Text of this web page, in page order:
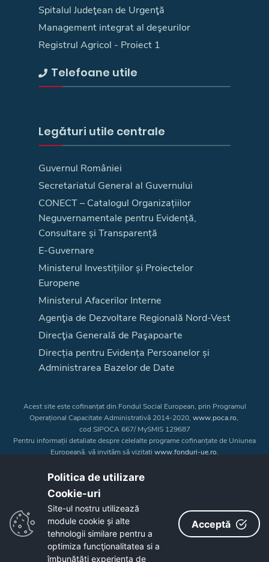
Spitalul Judeţean de Urgenţă
Management integrat al deşeurilor
Registrul Agricol - Proiect 1
Telefoane utile
Legături utile centrale
Guvernul României
Secretariatul General al Guvernului
CONECT – Catalogul Organizațiilor
Neguvernamentale pentru Evidență,
Consultare și Transparență
E-Guvernare
Ministerul Investițiilor și Proiectelor
Europene
Ministerul Afacerilor Interne
Agenţia de Dezvoltare Regională Nord-Vest
Direcţia Generală de Paşapoarte
Direcția pentru Evidența Persoanelor și
Administrarea Bazelor de Date
Acest site este cofinanțat din Fondul Social European, prin Programul
Operațional Capacitate Administrativă 2014-2020, www.poca.ro,
cod SIPOCA 667/ MySMIS 129687
Pentru informații detaliate despre celelalte programe cofinanțate de Uniunea
Europeană, vă invităm să vizitați www.fonduri-ue.ro.
a Uniunii Europene. Întreaga responsabilitate asupra
Copyright © 2026 - Consiliul Judeţean Bistrița-Năsăud
Politica de utilizare
Cookie-uri‎
Site-ul nostru utilizează
module cookie și alte
tehnologii similare pentru a
optimiza funcţionalitatea si a
îmbunătăţi experienţa de
Acceptă